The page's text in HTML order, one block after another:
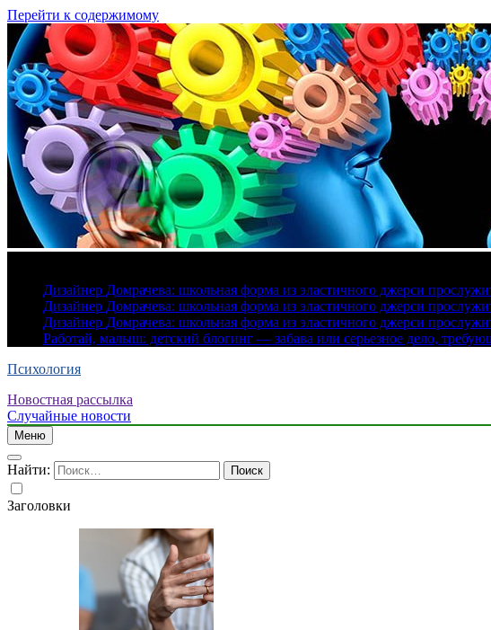
Перейти к содержимому
Дизайнер Домрачева: школьная форма из эластичного джерси
Дизайнер Домрачева: школьная форма из эластичного джерси
Дизайнер Домрачева: школьная форма из эластичного джерси
Работай, малыш: детский блогинг — забава или серьезное дело,
Психология
Новостная рассылка
Случайные новости
Меню
Найти:
Заголовки